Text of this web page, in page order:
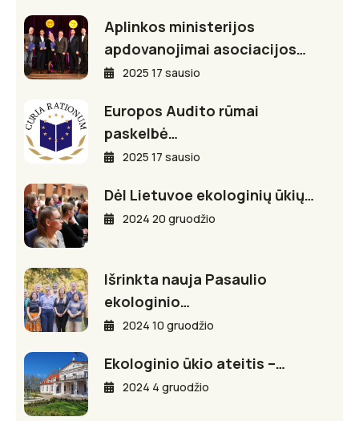
Aplinkos ministerijos
apdovanojimai asociacijos…
2025 17 sausio
Europos Audito rūmai
paskelbė…
2025 17 sausio
Dėl Lietuvoe ekologinių ūkių…
2024 20 gruodžio
Išrinkta nauja Pasaulio
ekologinio…
2024 10 gruodžio
Ekologinio ūkio ateitis –…
2024 4 gruodžio